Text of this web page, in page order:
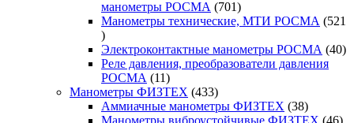
манометры РОСМА
701701
товар
Манометры технические, МТИ РОСМА
521
521
товар
Электроконтактные манометры РОСМА 4040
Реле давления, преобразователи давления
РОСМА
1111
товаров
Манометры ФИЗТЕХ 433433
товара
Аммиачные манометры ФИЗТЕХ 3838
товаров
Манометры виброустойчивые ФИЗТЕХ 4646